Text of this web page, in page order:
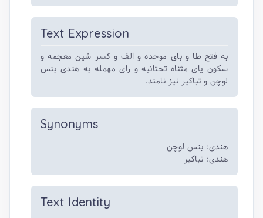
Text Expression
به فتح طا و بای موحده و الف و کسر شین معجمه و
سکون یای مثناه تحتانیه و رای مهمله به هندی بنس
لوچن و تباکیر نیز نامند.
Synonyms
هندی: بنس لوچن
هندی: تباکیر
Text Identity